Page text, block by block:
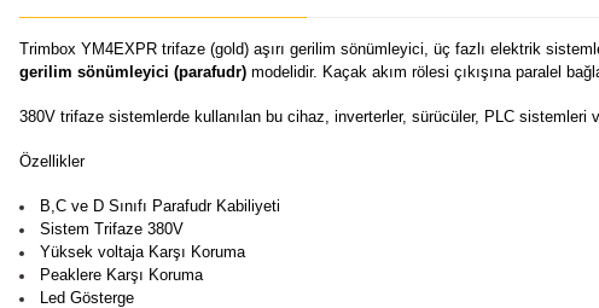
Trimbox YM4EXPR trifaze (gold) aşırı gerilim sönümleyici, üç fazlı elektrik
gerilim sönümleyici (parafudr) modelidir. Kaçak akım rölesi çıkışına paralel
380V trifaze sistemlerde kullanılan bu cihaz, inverterler, sürücüler, PLC sistemleri
Özellikler
B,C ve D Sınıfı Parafudr Kabiliyeti
Sistem Trifaze 380V
Yüksek voltaja Karşı Koruma
Peaklere Karşı Koruma
Led Gösterge